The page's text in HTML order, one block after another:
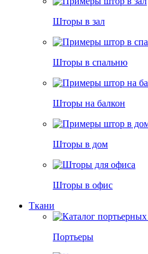
Шторы в зал
Шторы в спальню
Шторы на балкон
Шторы в дом
Шторы в офис
Ткани
Портьеры